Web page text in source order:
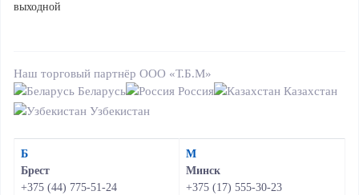
выходной
Наш торговый партнёр ООО «Т.Б.М»
Беларусь
Россия
Казахстан
Узбекистан
Б
Брест
+375 (44) 775-51-24
М
Минск
+375 (17) 555-30-23